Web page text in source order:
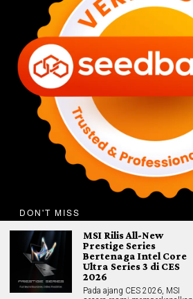
DON'T MISS
MSI Rilis All-New
Prestige Series
Bertenaga Intel Core
Ultra Series 3 di CES
2026
Pada ajang CES 2026, MSI